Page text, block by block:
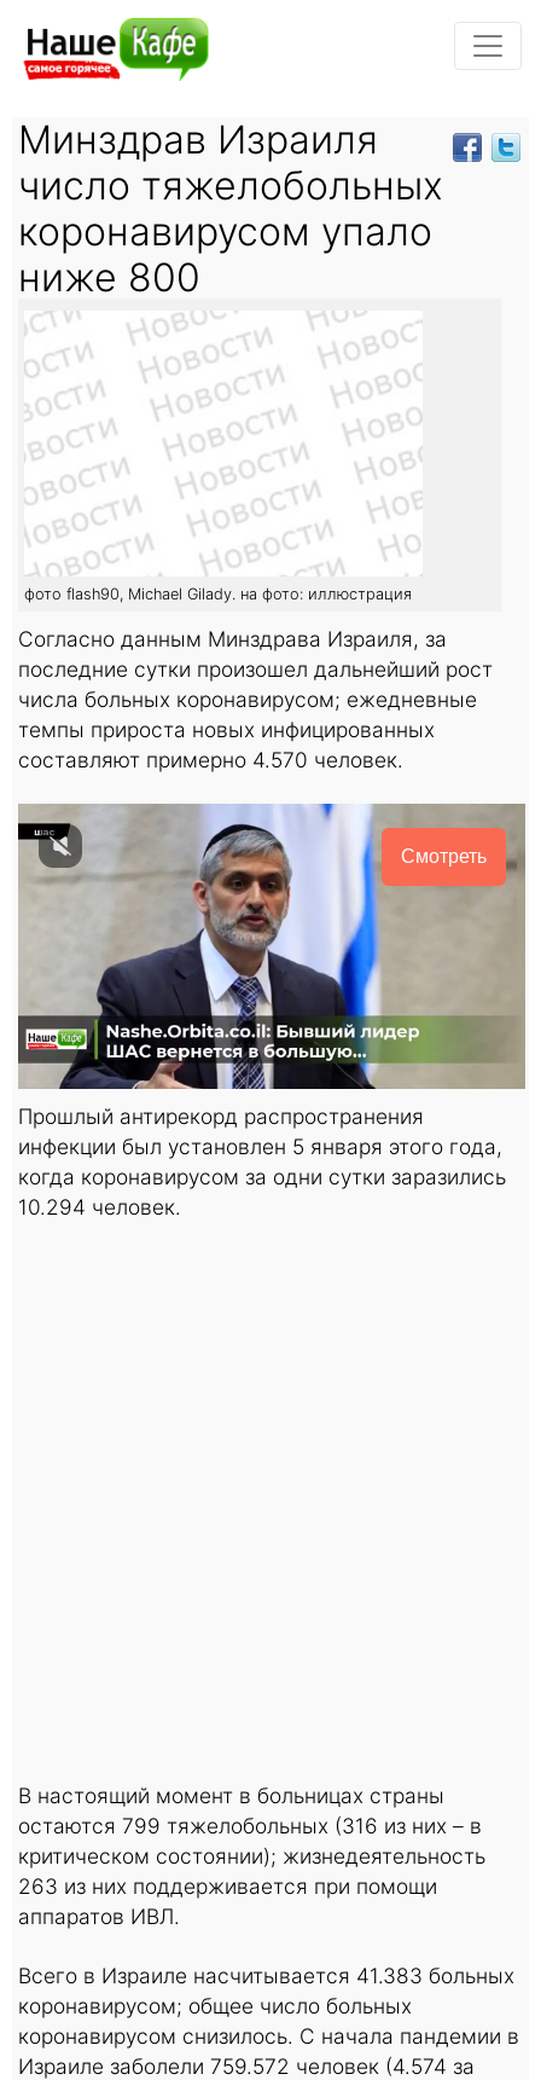
Минздрав Израиля
число тяжелобольных
коронавирусом упало
ниже 800
фото flash90, Michael Gilady. на фото: иллюстрация
Согласно данным Минздрава Израиля, за
последние сутки произошел дальнейший рост
числа больных коронавирусом; ежедневные
темпы прироста новых инфицированных
составляют примерно 4.570 человек.
Смотреть
Прошлый антирекорд распространения
инфекции был установлен 5 января этого года,
когда коронавирусом за одни сутки заразились
10.294 человек.
В настоящий момент в больницах страны
остаются 799 тяжелобольных (316 из них – в
критическом состоянии); жизнедеятельность
263 из них поддерживается при помощи
аппаратов ИВЛ.
Всего в Израиле насчитывается 41.383 больных
коронавирусом; общее число больных
коронавирусом снизилось. С начала пандемии в
Израиле заболели 759.572 человек (4.574 за